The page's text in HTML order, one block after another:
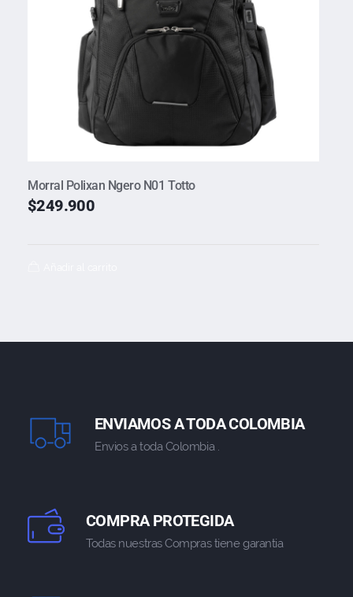
Morral Polixan Ngero N01 Totto
$249.900
ENVIAMOS A TODA COLOMBIA
Envios a toda Colombia .
COMPRA PROTEGIDA
Todas nuestras Compras tiene garantia